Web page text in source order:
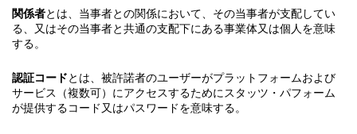
関係者とは、当事者との関係において、その当事者が支配してい
る、又はその当事者と共通の支配下にある事業体又は個人を意味
する。
認証コードとは、被許諾者のユーザーがプラットフォームおよび
サービス（複数可）にアクセスするためにスタッツ・パフォーム
が提供するコード又はパスワードを意味する。